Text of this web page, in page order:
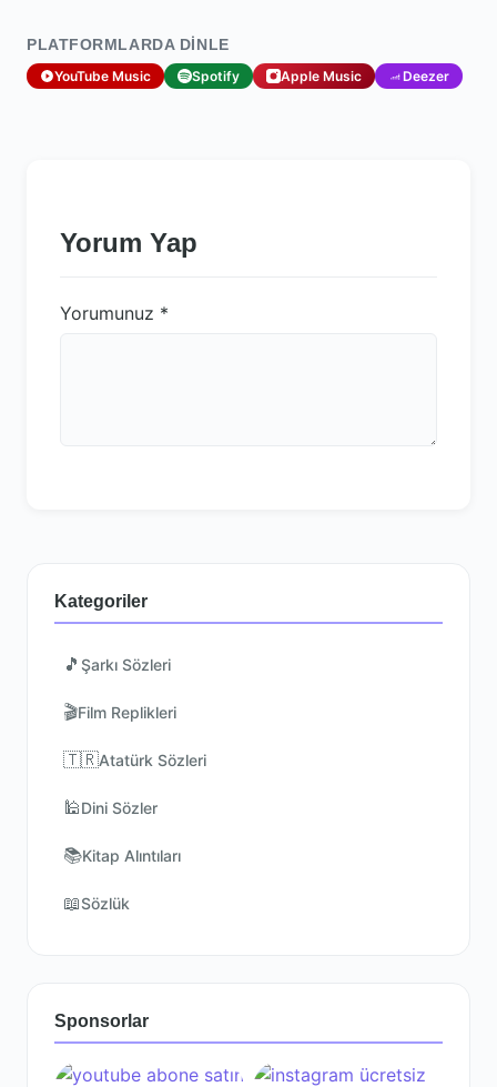
PLATFORMLARDA DINLE
YouTube Music Spotify Apple Music Deezer
Yorum Yap
Yorumunuz *
Kategoriler
🎵 Şarkı Sözleri
🎬Film Replikleri
🇹🇷Atatürk Sözleri
🕌Dini Sözler
📚Kitap Alıntıları
📖Sözlük
Sponsorlar